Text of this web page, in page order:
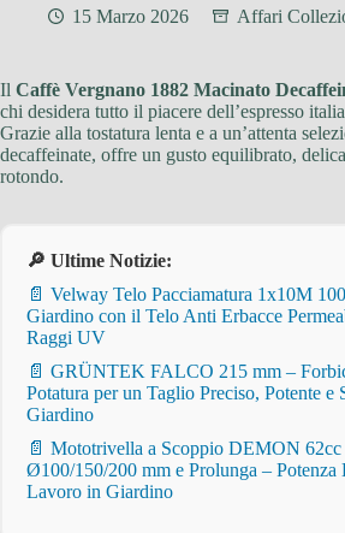
15 Marzo 2026 Affari
Il Caffè Vergnano 1882 Macinato
chi desidera tutto il piacere dell’espresso
Grazie alla tostatura lenta e a un’attenta
decaffeinate, offre un gusto equilibrato,
rotondo.
🔎 Ultime Notizie:
📄 Velway Telo Pacciamatura 1x10M
Giardino con il Telo Anti Erbacce
Raggi UV
📄 GRÜNTEK FALCO 215 mm –
Potatura per un Taglio Preciso, Potente e
Giardino
📄 Mototrivella a Scoppio DEMON
Ø100/150/200 mm e Prolunga – Potenza
Lavoro in Giardino